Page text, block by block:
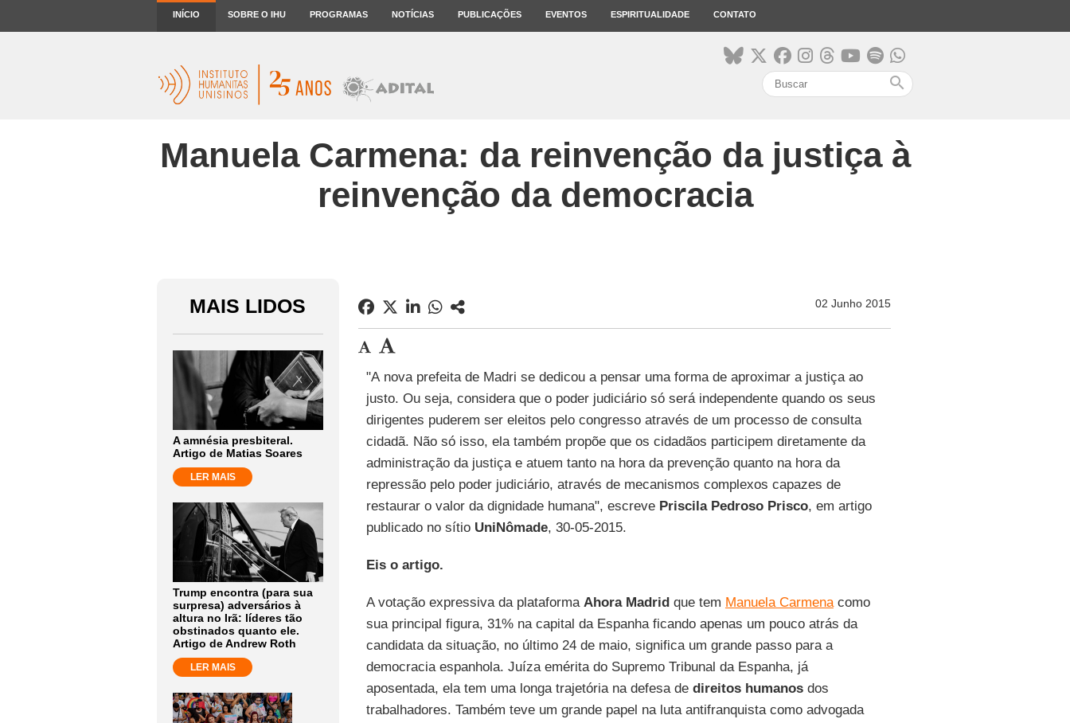
INÍCIO SOBRE O IHU PROGRAMAS NOTÍCIAS PUBLICAÇÕES EVENTOS ESPIRITUALIDADE CONTATO
search
Manuela Carmena: da reinvenção da justiça à
reinvenção da democracia
MAIS LIDOS
A amnésia presbiteral.
Artigo de Matias Soares
LER MAIS
Trump encontra (para sua
surpresa) adversários à
altura no Irã: líderes tão
obstinados quanto ele.
Artigo de Andrew Roth
LER MAIS
02 Junho 2015
"A nova prefeita de Madri se dedicou a pensar uma forma de aproximar a justiça ao
justo. Ou seja, considera que o poder judiciário só será independente quando os seus
dirigentes puderem ser eleitos pelo congresso através de um processo de consulta
cidadã. Não só isso, ela também propõe que os cidadãos participem diretamente da
administração da justiça e atuem tanto na hora da prevenção quanto na hora da
repressão pelo poder judiciário, através de mecanismos complexos capazes de
restaurar o valor da dignidade humana", escreve Priscila Pedroso Prisco, em artigo
publicado no sítio UniNômade, 30-05-2015.
Eis o artigo.
A votação expressiva da plataforma Ahora Madridque tem Manuela Carmenacomo
sua principal figura, 31% na capital da Espanha ficando apenas um pouco atrás da
candidata da situação, no último 24 de maio, significa um grande passo para a
democracia espanhola. Juíza emérita do Supremo Tribunal da Espanha, já
aposentada, ela tem uma longa trajetória na defesa de direitos humanosdos
trabalhadores. Também teve um grande papel na luta antifranquista como advogada